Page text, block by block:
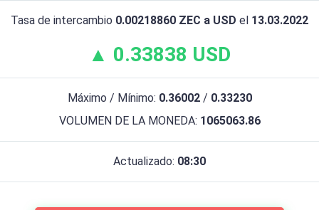
Tasa de intercambio 0.00218860 ZEC a USD el 13.03.2022
▲ 0.33838 USD
Máximo / Mínimo: 0.36002/ 0.33230
VOLUMEN DE LA MONEDA: 1065063.86
Actualizado: 08:30